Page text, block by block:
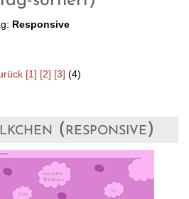
Responsive
[1] [2] [3] (4)
(responsive)